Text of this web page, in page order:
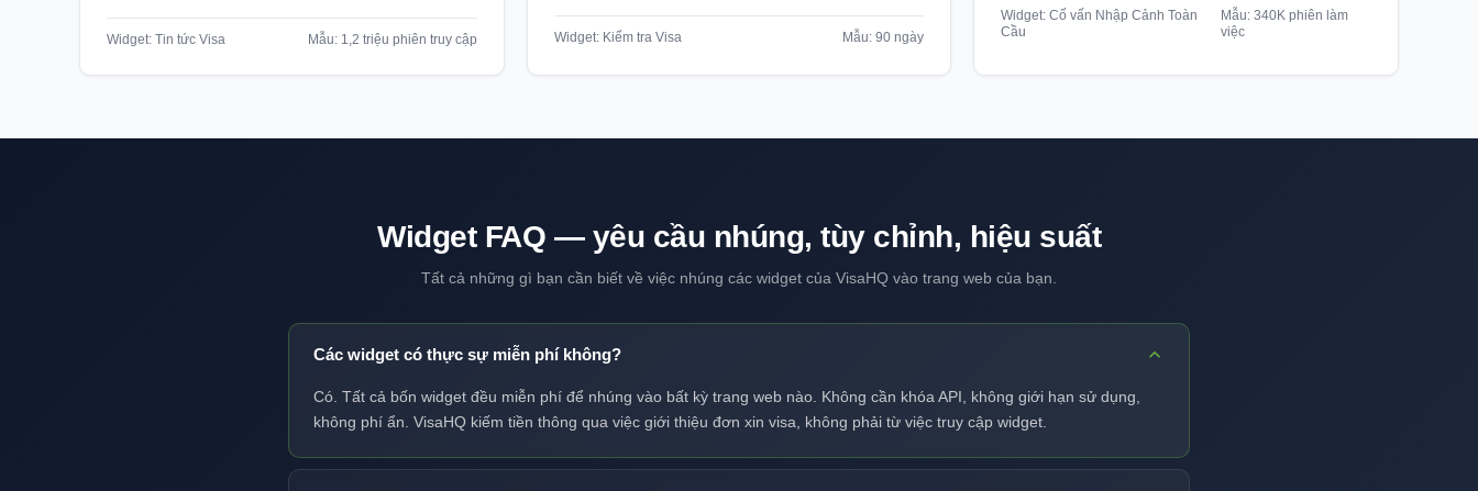
Widget: Tin tức Visa Mẫu: 1,2 triệu phiên truy cập Widget: Kiểm tra Visa Mẫu: 90 ngày
Widget: Cố vấn Nhập Cảnh Toàn
Cầu
Mẫu: 340K phiên làm
việc
Widget FAQ — yêu cầu nhúng, tùy chỉnh, hiệu suất
Tất cả những gì bạn cần biết về việc nhúng các widget của VisaHQ vào trang web của bạn.
Các widget có thực sự miễn phí không?
Có. Tất cả bốn widget đều miễn phí để nhúng vào bất kỳ trang web nào. Không cần khóa API, không giới hạn sử dụng,
không phí ẩn. VisaHQ kiếm tiền thông qua việc giới thiệu đơn xin visa, không phải từ việc truy cập widget.